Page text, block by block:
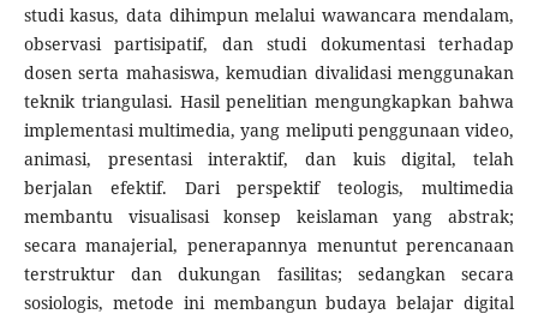
studi kasus, data dihimpun melalui wawancara mendalam,
observasi partisipatif, dan studi dokumentasi terhadap
dosen serta mahasiswa, kemudian divalidasi menggunakan
teknik triangulasi. Hasil penelitian mengungkapkan bahwa
implementasi multimedia, yang meliputi penggunaan video,
animasi, presentasi interaktif, dan kuis digital, telah
berjalan efektif. Dari perspektif teologis, multimedia
membantu visualisasi konsep keislaman yang abstrak;
secara manajerial, penerapannya menuntut perencanaan
terstruktur dan dukungan fasilitas; sedangkan secara
sosiologis, metode ini membangun budaya belajar digital